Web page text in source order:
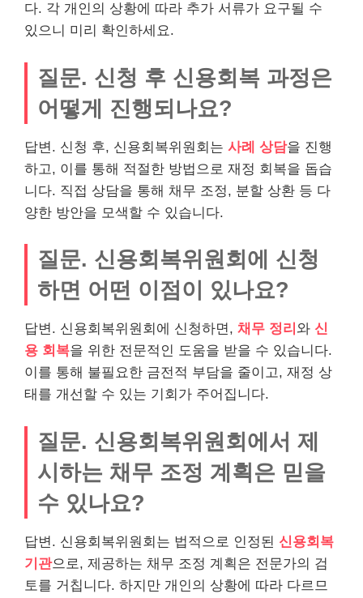
다. 각 개인의 상황에 따라 추가 서류가 요구될 수
있으니 미리 확인하세요.
질문. 신청 후 신용회복 과정은
어떻게 진행되나요?
답변. 신청 후, 신용회복위원회는 사례 상담을 진행
하고, 이를 통해 적절한 방법으로 재정 회복을 돕습
니다. 직접 상담을 통해 채무 조정, 분할 상환 등 다
양한 방안을 모색할 수 있습니다.
질문. 신용회복위원회에 신청
하면 어떤 이점이 있나요?
답변. 신용회복위원회에 신청하면, 채무 정리 와 신
용 회복을 위한 전문적인 도움을 받을 수 있습니다.
이를 통해 불필요한 금전적 부담을 줄이고, 재정 상
태를 개선할 수 있는 기회가 주어집니다.
질문. 신용회복위원회에서 제
시하는 채무 조정 계획은 믿을
수 있나요?
답변. 신용회복위원회는 법적으로 인정된 신용회복
기관으로, 제공하는 채무 조정 계획은 전문가의 검
토를 거칩니다. 하지만 개인의 상황에 따라 다르므